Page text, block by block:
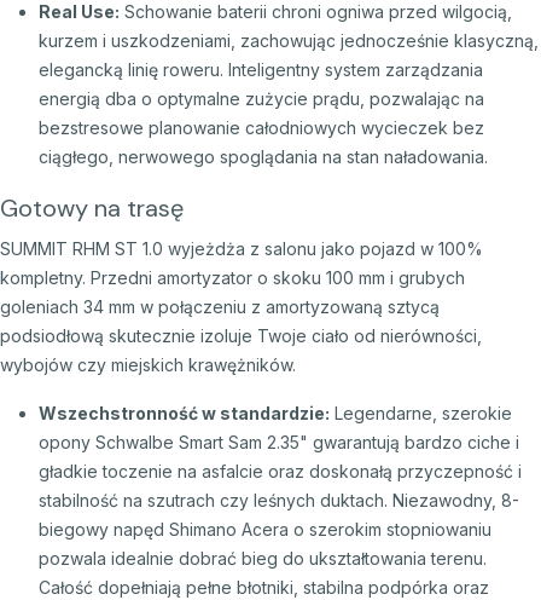
Real Use: Schowanie baterii chroni ogniwa przed wilgocią,
kurzem i uszkodzeniami, zachowując jednocześnie klasyczną,
elegancką linię roweru. Inteligentny system zarządzania
energią dba o optymalne zużycie prądu, pozwalając na
bezstresowe planowanie całodniowych wycieczek bez
ciągłego, nerwowego spoglądania na stan naładowania.
Gotowy na trasę
SUMMIT RHM ST 1.0 wyjeżdża z salonu jako pojazd w 100%
kompletny. Przedni amortyzator o skoku 100 mm i grubych
goleniach 34 mm w połączeniu z amortyzowaną sztycą
podsiodłową skutecznie izoluje Twoje ciało od nierówności,
wybojów czy miejskich krawężników.
Wszechstronność w standardzie: Legendarne, szerokie
opony Schwalbe Smart Sam 2.35" gwarantują bardzo ciche i
gładkie toczenie na asfalcie oraz doskonałą przyczepność i
stabilność na szutrach czy leśnych duktach. Niezawodny, 8-
biegowy napęd Shimano Acera o szerokim stopniowaniu
pozwala idealnie dobrać bieg do ukształtowania terenu.
Całość dopełniają pełne błotniki, stabilna podpórka oraz